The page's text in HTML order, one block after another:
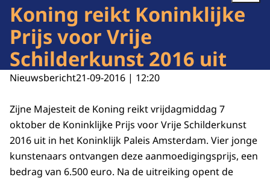
Koning reikt Koninklijke
Prijs voor Vrije
Schilderkunst 2016 uit
Nieuwsbericht21-09-2016 | 12:20
Zijne Majesteit de Koning reikt vrijdagmiddag 7
oktober de Koninklijke Prijs voor Vrije Schilderkunst
2016 uit in het Koninklijk Paleis Amsterdam. Vier jonge
kunstenaars ontvangen deze aanmoedigingsprijs, een
bedrag van 6.500 euro. Na de uitreiking opent de